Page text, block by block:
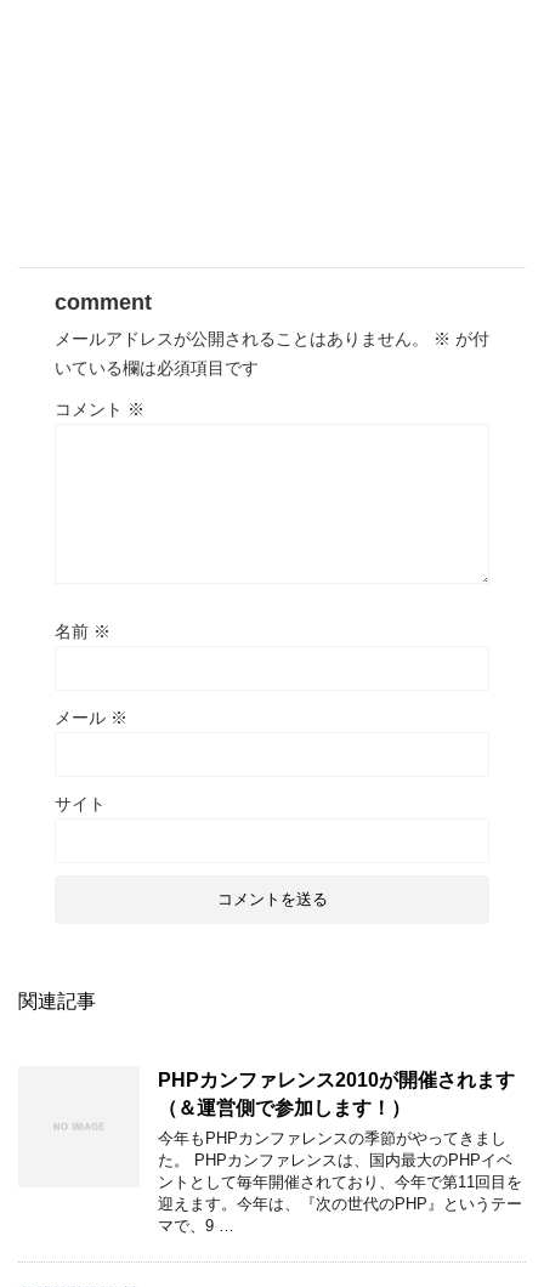
comment
メールアドレスが公開されることはありません。 ※ が付
いている欄は必須項目です
コメント ※
名前 ※
メール ※
サイト
関連記事
PHPカンファレンス2010が開催されます
（＆運営側で参加します！）
今年もPHPカンファレンスの季節がやってきまし
た。 PHPカンファレンスは、国内最大のPHPイベ
ントとして毎年開催されており、今年で第11回目を
迎えます。今年は、『次の世代のPHP』というテー
マで、9 …